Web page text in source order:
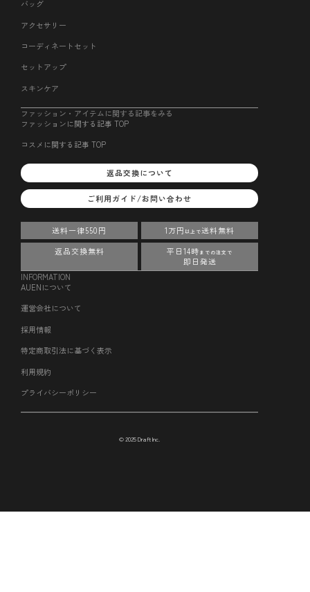
バッグ
アクセサリー
コーディネートセット
セットアップ
スキンケア
ファッション・アイテムに関する記事をみる
ファッションに関する記事 TOP
コスメに関する記事 TOP
返品交換について
ご利用ガイド/お問い合わせ
送料一律550円 1万円 以上で送料無料
返品交換無料
平日14時 までの注文で
即日発送
INFORMATION
AUENについて
運営会社について
採用情報
特定商取引法に基づく表示
利用規約
プライバシーポリシー
© 2025 Draft Inc.